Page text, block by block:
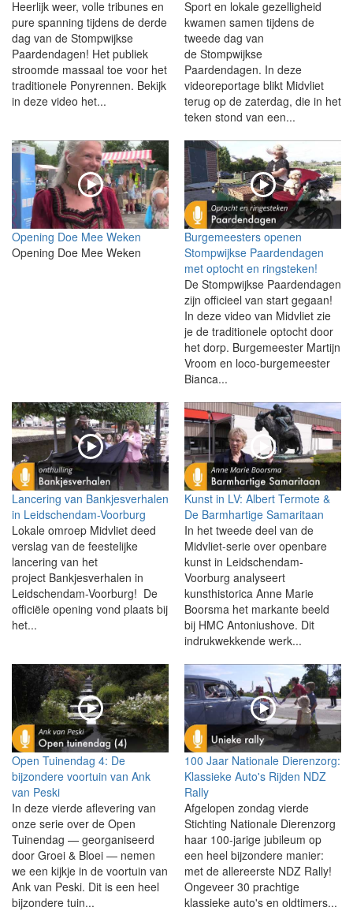
Heerlijk weer, volle tribunes en
pure spanning tijdens de derde
dag van de Stompwijkse
Paardendagen! Het publiek
stroomde massaal toe voor het
traditionele Ponyrennen. Bekijk
in deze video het...
Sport en lokale gezelligheid
kwamen samen tijdens de
tweede dag van
de Stompwijkse
Paardendagen. In deze
videoreportage blikt Midvliet
terug op de zaterdag, die in het
teken stond van een...
Opening Doe Mee Weken
Opening Doe Mee Weken
Burgemeesters openen
Stompwijkse Paardendagen
met optocht en ringsteken!
De Stompwijkse Paardendagen
zijn officieel van start gegaan!
In deze video van Midvliet zie
je de traditionele optocht door
het dorp. Burgemeester Martijn
Vroom en loco-burgemeester
Bianca...
Lancering van Bankjesverhalen
in Leidschendam-Voorburg
Lokale omroep Midvliet deed
verslag van de feestelijke
lancering van het
project Bankjesverhalen in
Leidschendam-Voorburg! De
officiële opening vond plaats bij
het...
Kunst in LV: Albert Termote &
De Barmhartige Samaritaan
In het tweede deel van de
Midvliet-serie over openbare
kunst in Leidschendam-
Voorburg analyseert
kunsthistorica Anne Marie
Boorsma het markante beeld
bij HMC Antoniushove. Dit
indrukwekkende werk...
Open Tuinendag 4: De
bijzondere voortuin van Ank
van Peski
In deze vierde aflevering van
onze serie over de Open
Tuinendag — georganiseerd
door Groei & Bloei — nemen
we een kijkje in de voortuin van
Ank van Peski. Dit is een heel
bijzondere tuin...
100 Jaar Nationale Dierenzorg:
Klassieke Auto's Rijden NDZ
Rally
Afgelopen zondag vierde
Stichting Nationale Dierenzorg
haar 100-jarige jubileum op
een heel bijzondere manier:
met de allereerste NDZ Rally!
Ongeveer 30 prachtige
klassieke auto's en oldtimers...